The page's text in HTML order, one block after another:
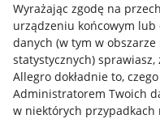
Wyrażając zgodę na
urządzeniu końcowym
danych (w tym w
statystycznych)
Allegro dokładnie to,
Administratorem Twoich
w niektórych przypadkach